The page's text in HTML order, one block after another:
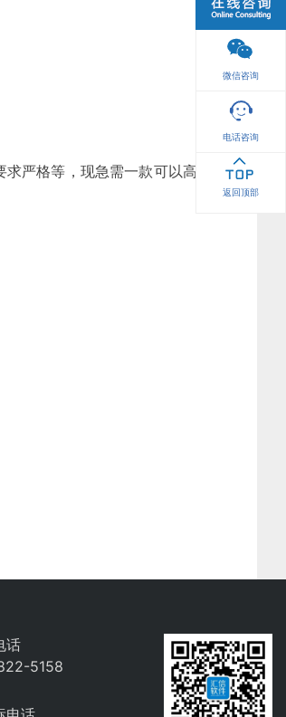
严格等，现急需一款可以高效
微信咨询
电话咨询
返回顶部
话
5158